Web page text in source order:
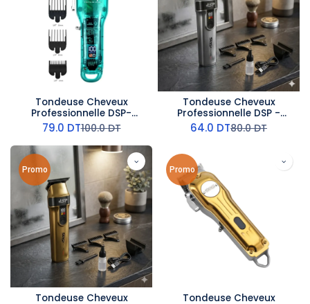
Tondeuse Cheveux
Professionnelle DSP-
6500RPM - 5W - Bleu
79.0 DT100.0DT
Tondeuse Cheveux
Professionnelle DSP -
7500RPM - 5W - Gris
64.0 DT80.0DT
Promo
Tondeuse Cheveux
Promo
Tondeuse Cheveux